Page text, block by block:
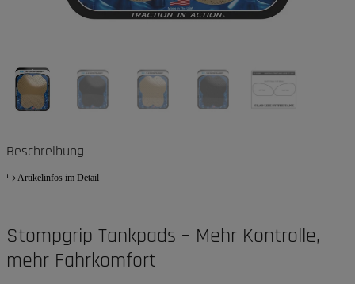
Beschreibung
Artikelinfos im Detail
Stompgrip Tankpads – Mehr Kontrolle,
mehr Fahrkomfort